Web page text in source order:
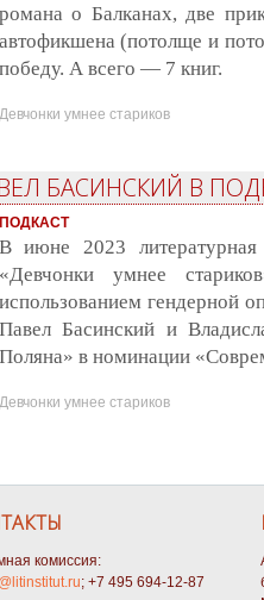
романа о Балканах, две
автофикшена (потолще и
победу. А всего — 7 книг.
Девчонки умнее стариков
БАСИНСКИЙ В
ПОДКАСТ
В июне 2023 литературная
«Девчонки умнее
использованием гендерной
Павел Басинский и
Поляна» в номинации
Девчонки умнее стариков
комиссия:
; +7 495 694-12-87